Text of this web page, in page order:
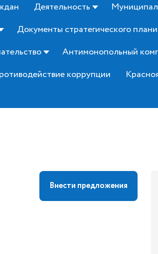
Деятельность
Документы стратегического
Антимонопольный
коррупции
Внести предложения